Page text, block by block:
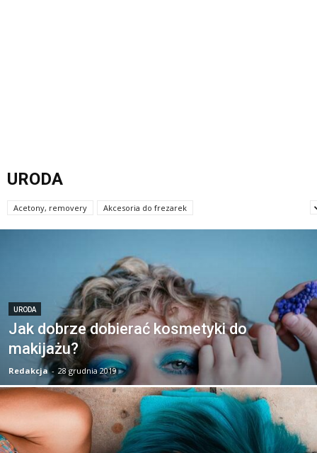
URODA
Acetony, removery
Akcesoria do frezarek
URODA
Jak dobrze dobierać kosmetyki do
makijażu?
Redakcja - 28 grudnia 2019